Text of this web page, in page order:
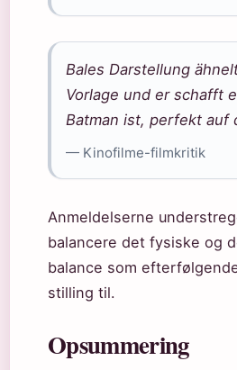
Bales Darstellung
Vorlage und er schafft
Batman ist, perfekt auf
— Kinofilme-filmkritik
Anmeldelserne
balancere det fysiske og
balance som
stilling til.
Opsummering